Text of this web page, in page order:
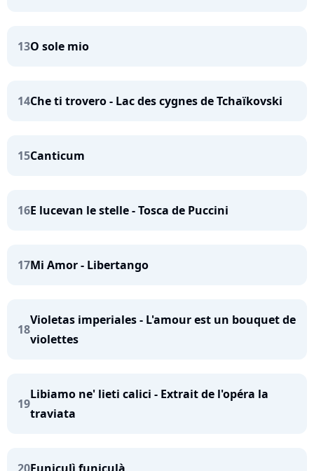
13O sole mio
14Che ti trovero - Lac des cygnes de Tchaïkovski
15Canticum
16E lucevan le stelle - Tosca de Puccini
17Mi Amor - Libertango
18
Violetas imperiales - L'amour est un bouquet de
violettes
19
Libiamo ne' lieti calici - Extrait de l'opéra la
traviata